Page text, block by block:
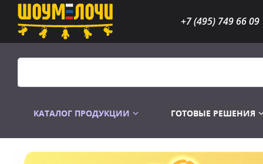
+7 (495) 749 66 09
КАТАЛОГ ПРОДУКЦИИ ГОТОВЫЕ РЕШЕНИЯ